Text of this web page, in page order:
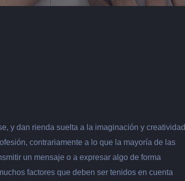
y dan rienda suelta a la imaginación y creatividad
contrariamente a lo que la mayoría de las
un mensaje o a expresar algo de forma
factores que deben ser tenidos en cuenta